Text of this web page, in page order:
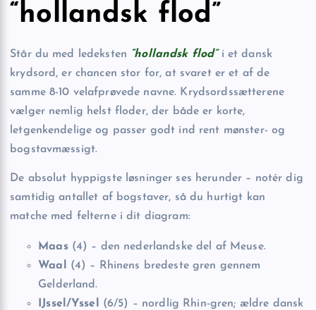
“hollandsk flod”
Står du med ledeksten “hollandsk flod”i et dansk
krydsord, er chancen stor for, at svaret er et af de
samme 8-10 velafprøvede navne. Krydsordssætterene
vælger nemlig helst floder, der både er korte,
letgenkendelige og passer godt ind rent mønster- og
bogstavmæssigt.
De absolut hyppigste løsninger ses herunder – notér dig
samtidig antallet af bogstaver, så du hurtigt kan
matche med felterne i dit diagram:
Maas(4) – den nederlandske del af Meuse.
Waal
(4) – Rhinens bredeste gren gennem
Gelderland.
IJssel/Yssel
(6/5) – nordlig Rhin-gren; ældre dansk